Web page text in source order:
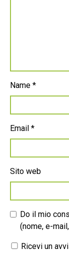
Name *
Email *
Sito web
Do il mio
(nome, e-
Ricevi un